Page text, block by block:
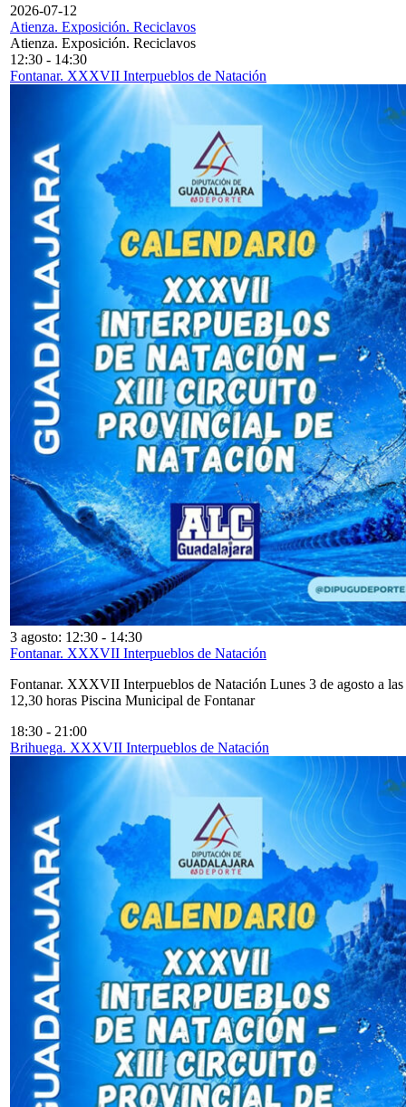
2026-07-12
Atienza. Exposición. Reciclavos
Atienza. Exposición. Reciclavos
12:30 - 14:30
Fontanar. XXXVII Interpueblos de Natación
3 agosto: 12:30 - 14:30
Fontanar. XXXVII Interpueblos de Natación
Fontanar. XXXVII Interpueblos de Natación Lunes 3 de agosto a las
12,30 horas Piscina Municipal de Fontanar
18:30 - 21:00
Brihuega. XXXVII Interpueblos de Natación